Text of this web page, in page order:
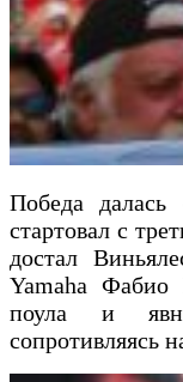
Победа
стартовал с
достал
Yamaha Фабио
поула и
сопротивляясь